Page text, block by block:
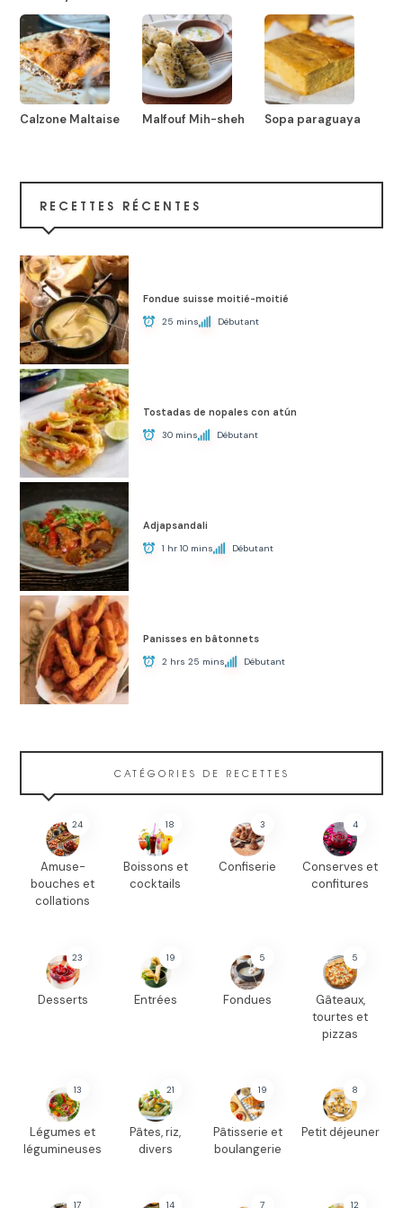
Calzone Maltaise Malfouf Mih-sheh Sopa paraguaya
RECETTES RÉCENTES
Fondue suisse moitié-moitié
25 mins Débutant
Tostadas de nopales con atún
30 mins Débutant
Adjapsandali
1 hr 10 mins Débutant
Panisses en bâtonnets
2 hrs 25 mins Débutant
CATÉGORIES DE RECETTES
24
Amuse-
bouches et
collations
18
Boissons et
cocktails
3
Confiserie
4
Conserves et
confitures
23
Desserts
19
Entrées
5
Fondues
5
Gâteaux,
tourtes et
pizzas
13
Légumes et
légumineuses
21
Pâtes, riz,
divers
19
Pâtisserie et
boulangerie
8
Petit déjeuner
17 14 7 12